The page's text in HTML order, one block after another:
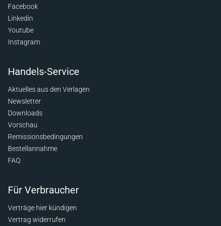
Facebook
Linkedin
Youtube
Instagram
Handels-Service
Aktuelles aus den Verlagen
Newsletter
Downloads
Vorschau
Remissionsbedingungen
Bestellannahme
FAQ
Für Verbraucher
Verträge hier kündigen
Vertrag widerrufen